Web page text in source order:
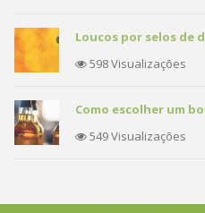
Loucos por selos de
598 Visualizações
Como escolher um
549 Visualizações